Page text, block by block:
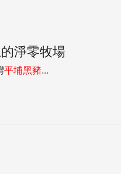
淨零牧場
平埔黑豬...